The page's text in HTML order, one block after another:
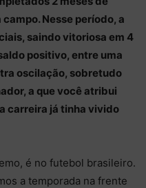
Nesse período, a
saindo vitoriosa em 4
positivo, entre uma
oscilação, sobretudo
a que você atribui
carreira já tinha vivido
é no futebol brasileiro.
a temporada na frente